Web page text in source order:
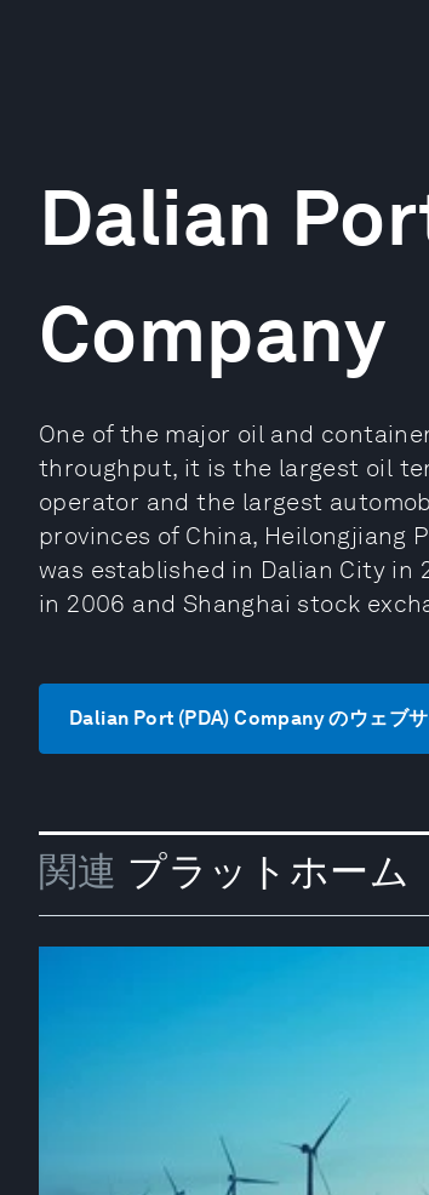
Dalian
Company
One of the major oil and
throughput, it is the largest oil
operator and the largest
provinces of China, Heilongjiang
was established in Dalian City in
in 2006 and Shanghai stock
Dalian Port (PDA) Company のウェブ
関連 プラットホーム